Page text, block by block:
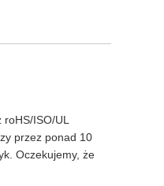
ISO/UL
przez ponad 10
Oczekujemy, że